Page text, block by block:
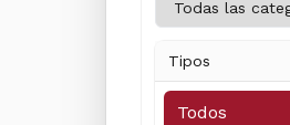
Tipos
Todos